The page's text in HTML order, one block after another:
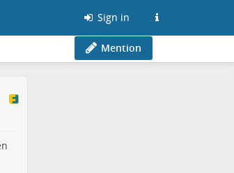
Sign in
Mention